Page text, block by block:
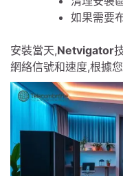
如果需要
安裝當天,Netvigator
網絡信號和速度,根據